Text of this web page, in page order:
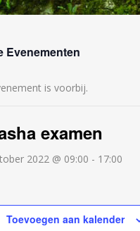
Evenementen
is voorbij.
examen
2022 @ 09:00 - 17:00
Toevoegen aan kalender